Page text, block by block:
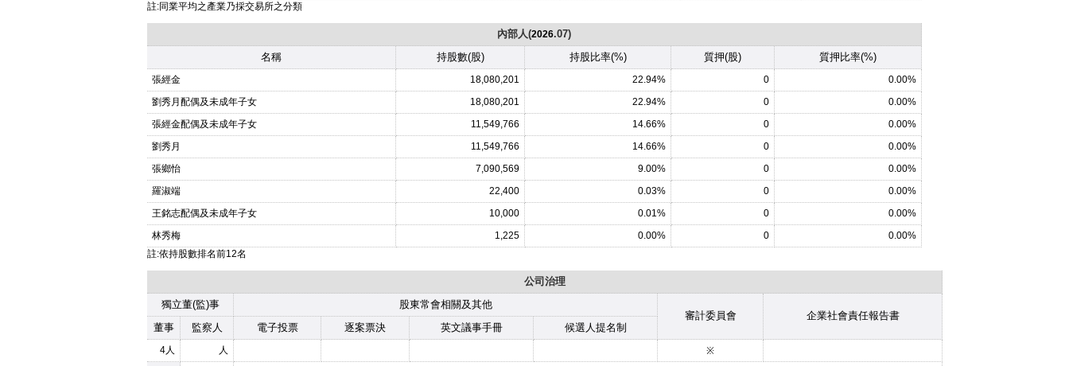
註:同業平均之產業乃採交易所之分類
內部人(2026.07)
名稱
持股數(股) 持股比率(%) 質押(股) 質押比率(%)
張經金 18,080,201 22.94% 0
0.00%
劉秀月配偶及未成年子女
18,080,201 22.94% 0
0.00%
張經金配偶及未成年子女
11,549,766 14.66% 0
0.00%
劉秀月
11,549,766 14.66% 0
0.00%
張鄉怡
7,090,569 9.00% 0
0.00%
羅淑端
22,400 0.03% 0
0.00%
王銘志配偶及未成年子女
10,000 0.01% 0
0.00%
林秀梅
1,225 0.00% 0
0.00%
註:依持股數排名前12名
公司治理
獨立董(監)事
股東常會相關及其他
審計委員會
企業社會責任報告書
董事
監察人 電子投票 逐案票決 英文議事手冊 候選人提名制
4人 人 ※